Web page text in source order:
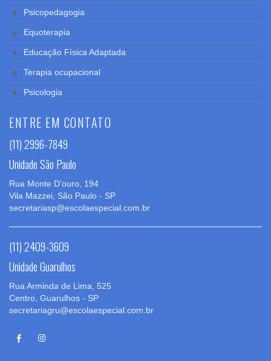
Psicopedagogia
Equoterapia
Educação Física Adaptada
Terapia ocupacional
Psicologia
ENTRE EM CONTATO
(11) 2996-7849
Unidade São Paulo
Rua Monte D'ouro, 194
Vila Mazzei, São Paulo - SP
secretariasp@escolaespecial.com.br
(11) 2409-3609
Unidade Guarulhos
Rua Arminda de Lima, 525
Centro, Guarulhos - SP
secretariagru@escolaespecial.com.br